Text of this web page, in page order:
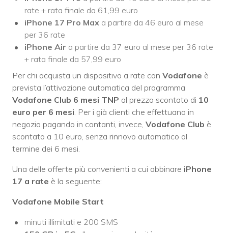
rate + rata finale da 61,99 euro
iPhone 17 Pro Max a partire da 46 euro al mese
per 36 rate
iPhone Air a partire da 37 euro al mese per 36 rate
+ rata finale da 57,99 euro
Per chi acquista un dispositivo a rate con Vodafone è
prevista l’attivazione automatica del programma
Vodafone Club 6 mesi TNP al prezzo scontato di 10
euro per 6 mesi. Per i già clienti che effettuano in
negozio pagando in contanti, invece, Vodafone Club è
scontato a 10 euro, senza rinnovo automatico al
termine dei 6 mesi.
Una delle offerte più convenienti a cui abbinare iPhone
17 a rate è la seguente:
Vodafone Mobile Start
minuti illimitati e 200 SMS